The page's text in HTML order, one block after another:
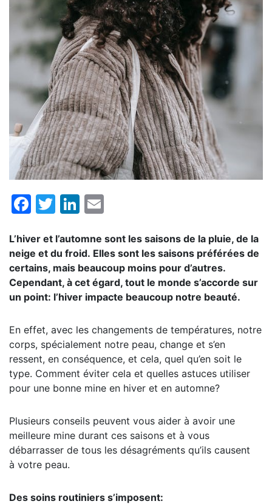
Facebook
TwitterLinkedIn
L’hiver et l’automne sont les saisons de la pluie, de la
neige et du froid. Elles sont les saisons préférées de
certains, mais beaucoup moins pour d’autres.
Cependant, à cet égard, tout le monde s’accorde sur
un point: l’hiver impacte beaucoup notre beauté.
En effet, avec les changements de températures, notre
corps, spécialement notre peau, change et s’en
ressent, en conséquence, et cela, quel qu’en soit le
type. Comment éviter cela et quelles astuces utiliser
pour une bonne mine en hiver et en automne?
Plusieurs conseils peuvent vous aider à avoir une
meilleure mine durant ces saisons et à vous
débarrasser de tous les désagréments qu’ils causent
à votre peau.
Des soins routiniers s’imposent: